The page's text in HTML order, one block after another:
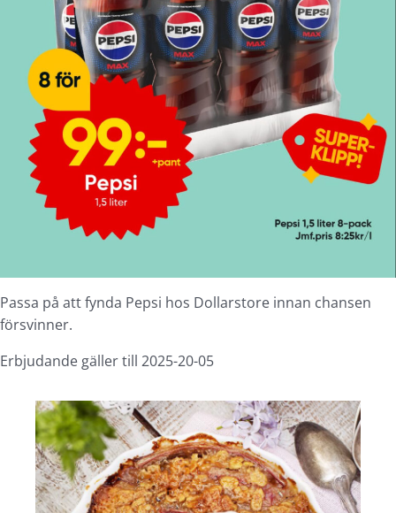
Passa på att fynda Pepsi hos Dollarstore innan chansen
försvinner.
Erbjudande gäller till 2025-20-05